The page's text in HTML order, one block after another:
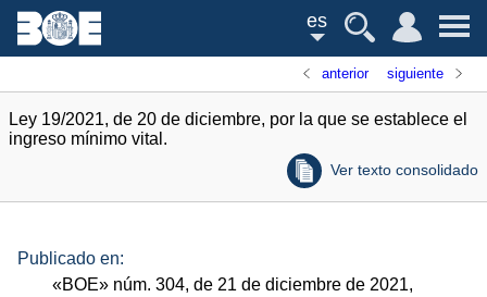
es
anterior siguiente
Ley 19/2021, de 20 de diciembre, por la que se establece el
ingreso mínimo vital.
Ver texto consolidado
Publicado en:
«BOE» núm. 304, de 21 de diciembre de 2021,